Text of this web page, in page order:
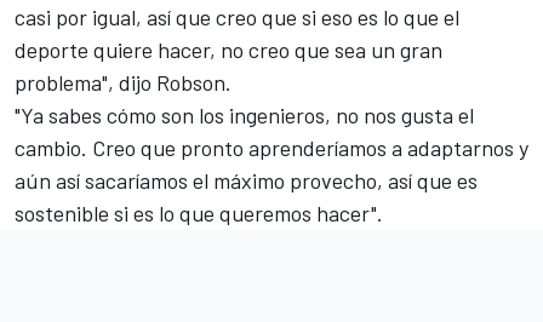
casi por igual, así que creo que si eso es lo que el
deporte quiere hacer, no creo que sea un gran
problema", dijo Robson.
"Ya sabes cómo son los ingenieros, no nos gusta el
cambio. Creo que pronto aprenderíamos a adaptarnos y
aún así sacaríamos el máximo provecho, así que es
sostenible si es lo que queremos hacer".